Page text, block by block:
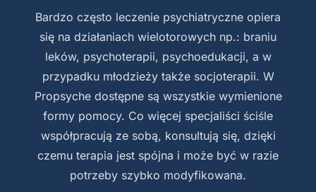
Bardzo często leczenie psychiatryczne opiera
się na działaniach wielotorowych np.: braniu
leków, psychoterapii, psychoedukacji, a w
przypadku młodzieży także socjoterapii. W
Propsyche dostępne są wszystkie wymienione
formy pomocy. Co więcej specjaliści ściśle
współpracują ze sobą, konsultują się, dzięki
czemu terapia jest spójna i może być w razie
potrzeby szybko modyfikowana.